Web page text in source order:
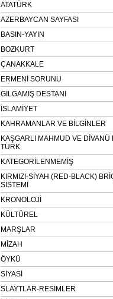
ATATÜRK
AZERBAYCAN SAYFASI
BASIN-YAYIN
BOZKURT
ÇANAKKALE
ERMENİ SORUNU
GILGAMIŞ DESTANI
İSLAMİYET
KAHRAMANLAR VE BİLGİNLER
KAŞGARLI MAHMUD VE DİVANÜ
TÜRK
KATEGORİLENMEMİŞ
KIRMIZI-SİYAH (RED-BLACK)
SİSTEMİ
KRONOLOJİ
KÜLTÜREL
MARŞLAR
MİZAH
ÖYKÜ
SİYASİ
SLAYTLAR-RESİMLER